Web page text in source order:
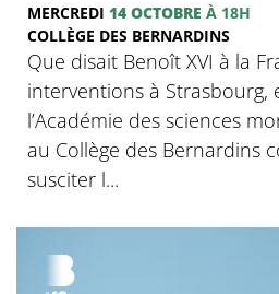
MERCREDI 14 OCTOBRE À 18H
COLLÈGE DES BERNARDINS
Que disait Benoît XVI à la
interventions à Strasbourg,
l’Académie des sciences
au Collège des Bernardins
susciter l...